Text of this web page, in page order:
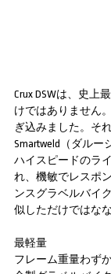
Crux DSWは、史上
けではありません
ぎ込みました。そ
Smartweld（ダルー
ハイスピードのラ
れ、機敏でレスポ
ンスグラベルバイ
似しただけではな
最軽量
フレーム重量わず